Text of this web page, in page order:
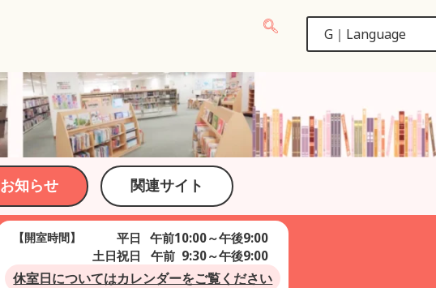
お知らせ 関連サイト
【開室時間】 平日
午前10:00～午後9:00
土日祝日
午前 9:30～午後9:00
休室日についてはカレンダーをご覧ください